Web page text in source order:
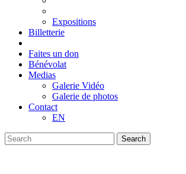
Expositions
Billetterie
Faites un don
Bénévolat
Medias
Galerie Vidéo
Galerie de photos
Contact
EN